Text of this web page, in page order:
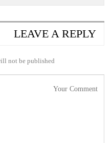
LEAVE A REPLY
not be published.